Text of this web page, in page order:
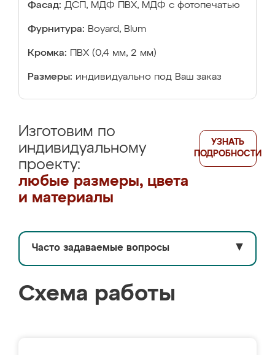
Фасад: ДСП, МДФ ПВХ, МДФ с фотопечатью
Фурнитура: Boyard, Blum
Кромка: ПВХ (0,4 мм, 2 мм)
Размеры: индивидуально под Ваш заказ
Изготовим по
индивидуальному
проекту:
любые размеры, цвета
и материалы
УЗНАТЬ
ПОДРОБНОСТИ
Часто задаваемые вопросы ▼
Схема работы